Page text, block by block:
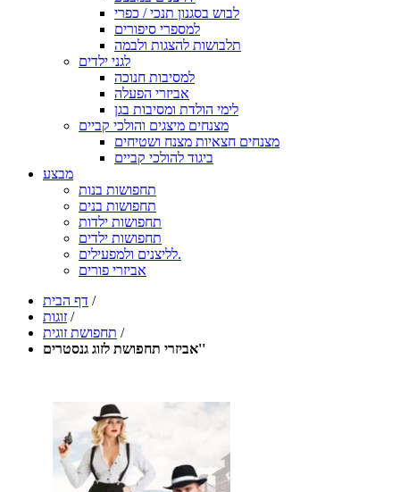
לבוש בסגנון תנכי / כפרי
למספרי סיפורים
תלבושות להצגות ולבמה
לגני ילדים
למסיבות חנוכה
אביזרי הפעלה
לימי הולדת ומסיבות בגן
מצנחים מיצגים והולכי קביים
מצנחים חצאיות מצנח ושטיחים
ביגוד להולכי קביים
מבצע
תחפושות בנות
תחפושות בנים
תחפושות ילדות
תחפושות ילדים
לליצנים ולמפעילים.
אביזרי פורים
דף הבית /
זוגות /
תחפושת זוגית /
אביזרי תחפושת לזוג גנסטרים''